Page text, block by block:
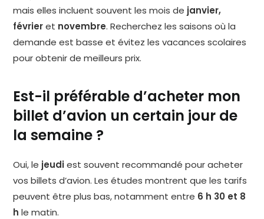
mais elles incluent souvent les mois de janvier,
févrieret novembre. Recherchez les saisons où la
demande est basse et évitez les vacances scolaires
pour obtenir de meilleurs prix.
Est-il préférable d’acheter mon
billet d’avion un certain jour de
la semaine ?
Oui, le jeudiest souvent recommandé pour acheter
vos billets d’avion. Les études montrent que les tarifs
peuvent être plus bas, notamment entre 6 h 30 et 8
h le matin.